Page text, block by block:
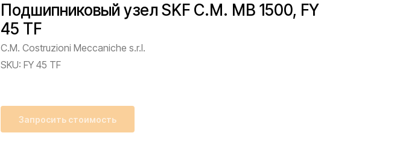
Подшипниковый узел SKF C.M. MB 1500, FY
45 TF
C.M. Costruzioni Meccaniche s.r.l.
SKU: FY 45 TF
Запросить стоимость